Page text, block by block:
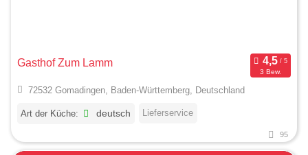
Gasthof Zum Lamm
3 Bew.
72532 Gomadingen, Baden-Württemberg, Deutschland
Art der Küche: deutsch Lieferservice
95